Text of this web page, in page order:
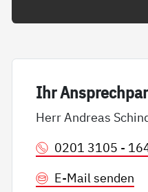
Ihr
Herr Andreas
0201 3105 -
E-Mail senden